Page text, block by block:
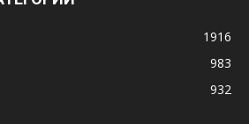
1916
983
932